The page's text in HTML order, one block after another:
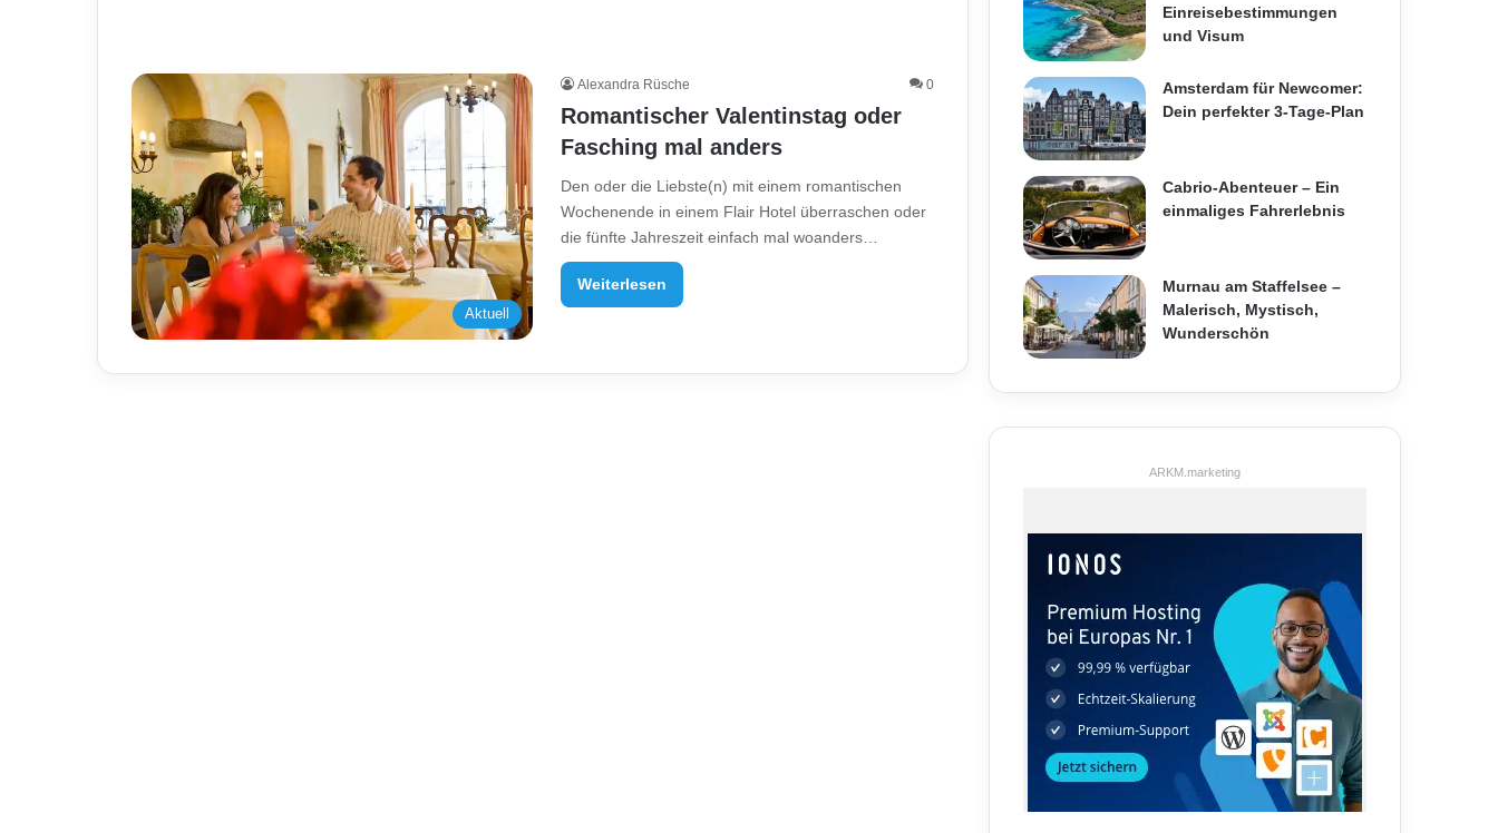
Aktuell
Alexandra Rüsche 0
Romantischer Valentinstag oder
Fasching mal anders
Den oder die Liebste(n) mit einem romantischen
Wochenende in einem Flair Hotel überraschen oder
die fünfte Jahreszeit einfach mal woanders…
Weiterlesen
Einreisebestimmungen
und Visum
Amsterdam für Newcomer:
Dein perfekter 3-Tage-Plan
Cabrio-Abenteuer – Ein
einmaliges Fahrerlebnis
Murnau am Staffelsee –
Malerisch, Mystisch,
Wunderschön
ARKM.marketing